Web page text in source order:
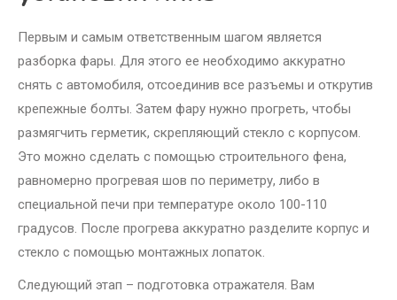
Первым и самым ответственным шагом является
разборка фары. Для этого ее необходимо аккуратно
снять с автомобиля, отсоединив все разъемы и открутив
крепежные болты. Затем фару нужно прогреть, чтобы
размягчить герметик, скрепляющий стекло с корпусом.
Это можно сделать с помощью строительного фена,
равномерно прогревая шов по периметру, либо в
специальной печи при температуре около 100-110
градусов. После прогрева аккуратно разделите корпус и
стекло с помощью монтажных лопаток.
Следующий этап – подготовка отражателя. Вам